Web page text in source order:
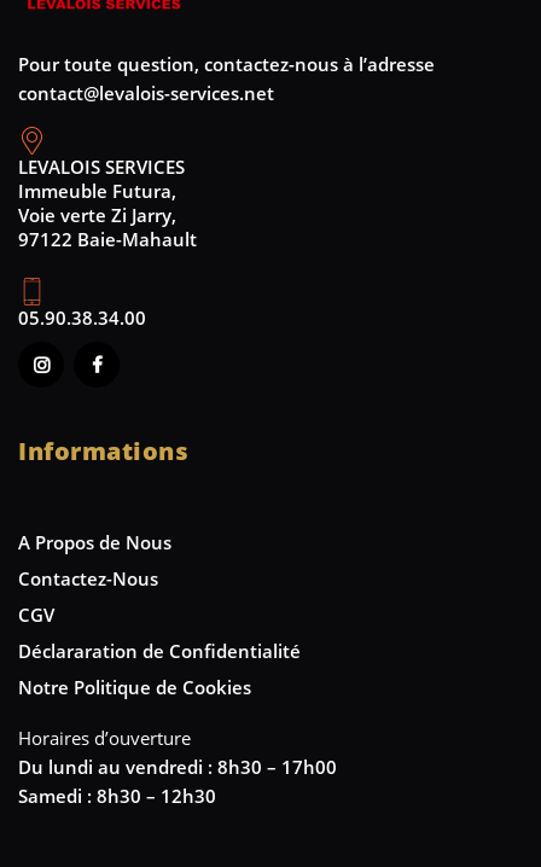
Pour toute question, contactez-nous à l’adresse
contact@levalois-services.net
LEVALOIS SERVICES
Immeuble Futura,
Voie verte Zi Jarry,
97122 Baie-Mahault
05.90.38.34.00
Informations
A Propos de Nous
Contactez-Nous
CGV
Déclararation de Confidentialité
Notre Politique de Cookies
Horaires d’ouverture
Du lundi au vendredi : 8h30 – 17h00
Samedi : 8h30 – 12h30